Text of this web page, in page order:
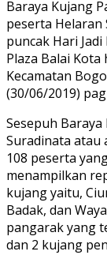
Baraya Kujang
peserta Helaran
puncak Hari
Plaza Balai
Kecamatan
(30/06/2019)
Sesepuh
Suradinata atau
108 peserta
menampilkan
kujang yaitu,
Badak, dan
pangarak yang
dan 2 kujang